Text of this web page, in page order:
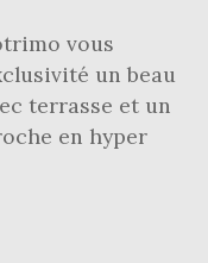
vous
un beau
terrasse et un
en hyper